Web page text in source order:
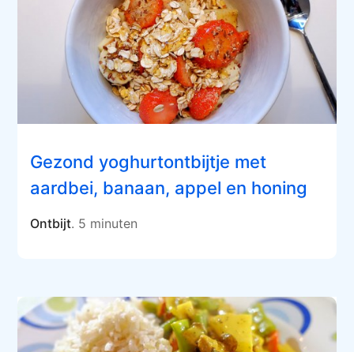
Gezond yoghurtontbijtje met
aardbei, banaan, appel en honing
Ontbijt. 5 minuten